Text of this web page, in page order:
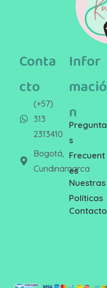
Conta
cto
(+57)
313
2313410
Bogotá,
Cundinamarca
Infor
mació
n
Pregunta
s
Frecuent
es
Nuestras
Políticas
Contacto